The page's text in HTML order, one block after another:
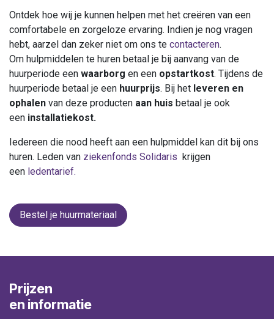
Ontdek hoe wij je kunnen helpen met het creëren van een
comfortabele en zorgeloze ervaring. Indien je nog vragen
hebt, aarzel dan zeker niet om ons te contacteren.
Om hulpmiddelen te huren betaal je bij aanvang van de
huurperiode een waarborg en een opstartkost. Tijdens de
huurperiode betaal je een huurprijs. Bij het leveren en
ophalen van deze producten aan huis betaal je ook
een installatiekost.
Iedereen die nood heeft aan een hulpmiddel kan dit bij ons
huren. Leden van ziekenfonds Solidaris krijgen
een ledentarief.
Bestel je huurmateriaal
Prijzen
en informatie